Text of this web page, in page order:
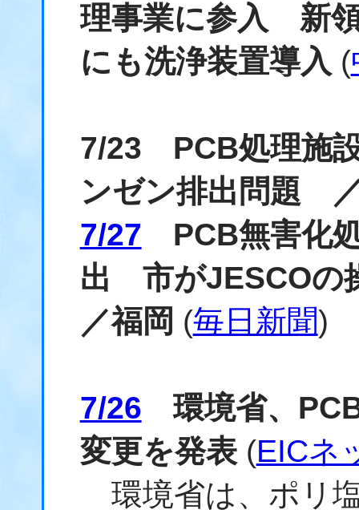
理事業に参入 新
にも洗浄装置導入 (
7/23 PCB処理施
ンゼン排出問題
7/27 PCB無害化
出 市がJESCO
／福岡 (毎日新聞)
7/26 環境省、
変更を発表(EICネ
環境省は、ポリ